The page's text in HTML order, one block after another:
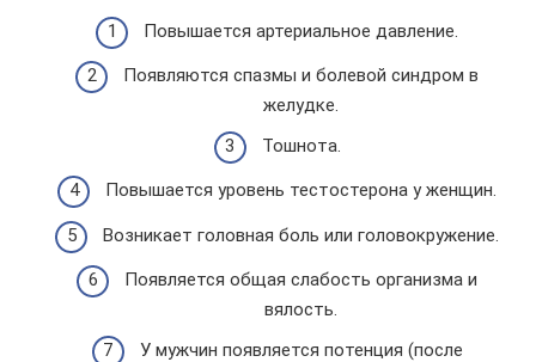
Повышается артериальное давление.
Появляются спазмы и болевой синдром в
желудке.
Тошнота.
Повышается уровень тестостерона у женщин.
Возникает головная боль или головокружение.
Появляется общая слабость организма и
вялость.
У мужчин появляется потенция (после